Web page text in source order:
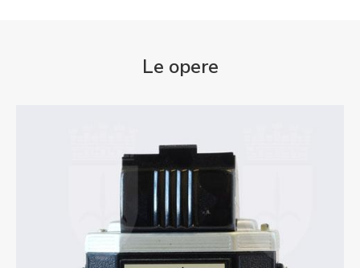
Le opere